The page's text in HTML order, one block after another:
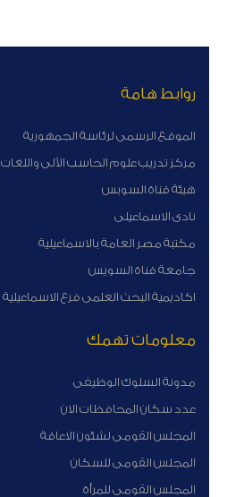
روابط هامة
الموقع الرسمى لرئاسة الجمهورية
مركز تدريب علوم الحاسب الآلى واللغات
هيئة قناة السوبس
نادى الاسماعيلى
مكتبة مصر العامة بالاسماعيلية
جامعة قناة السويس
اكاديمية البحث العلمى فرع الاسماعيلية
معلومات تهمك
مدونة السلوك الوظيفى
عدد سكان المحافظات الان
المجلس القومى لشئون الاعاقة
المجلس القومى للسكان
المجلس القومى للمرأة